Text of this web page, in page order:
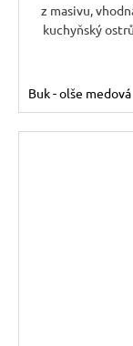
z masivu,
kuchyňský
Buk - olše medová